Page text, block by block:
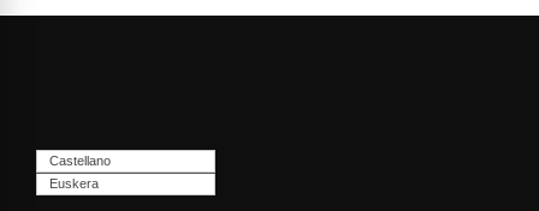
Castellano
Euskera